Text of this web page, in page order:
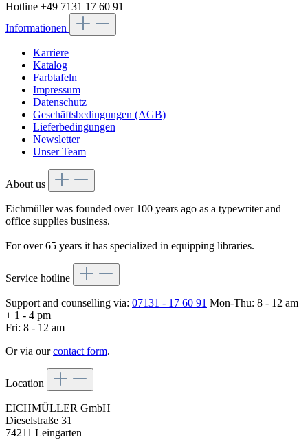
Hotline +49 7131 17 60 91
Informationen
Karriere
Katalog
Farbtafeln
Impressum
Datenschutz
Geschäftsbedingungen (AGB)
Lieferbedingungen
Newsletter
Unser Team
About us
Eichmüller was founded over 100 years ago as a typewriter and
office supplies business.
For over 65 years it has specialized in equipping libraries.
Service hotline
Support and counselling via: 07131 - 17 60 91 Mon-Thu: 8 - 12 am
+ 1 - 4 pm
Fri: 8 - 12 am
Or via ourcontact form.
Location
EICHMÜLLER GmbH
Dieselstraße 31
74211 Leingarten